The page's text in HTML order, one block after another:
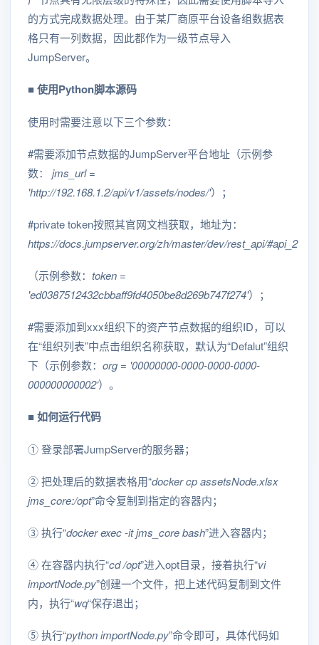
的方式完成数据处理。由于某厂商原平台设备组数据表
格只有一列数据，因此都作为一级节点导入
JumpServer。
■ 使用Python脚本源码
使用时需要注意以下三个参数：
#需要添加节点数据的JumpServer平台地址（示例参
数：
jms_url =
'http://192.168.1.2/api/v1/assets/nodes/'）；
#private token按照其官网文档获取，地址为：
https://docs.jumpserver.org/zh/master/dev/rest_api/#api_2
（示例参数： token =
'ed0387512432cbbaff9fd4050be8d269b747f274'）；
#需要添加到xxx组织下的资产节点数据的组织ID，可以
在“组织列表”中点击组织名称获取，默认为“Defalut”组织
下（示例参数： org = '00000000-0000-0000-0000-
000000000002‘）。
■ 如何运行代码
① 登录部署JumpServer的服务器；
② 把处理后的数据表格用“docker cp assetsNode.xlsx
jms_core:/opt”命令复制到指定的容器内；
③ 执行“docker exec -it jms_core bash”进入容器内；
④ 在容器内执行“cd /opt”进入opt目录，接着执行“vi
importNode.py”创建一个文件，把上述代码复制到文件
内，执行“wq“保存退出；
⑤ 执行“python importNode.py”命令即可，具体代码如